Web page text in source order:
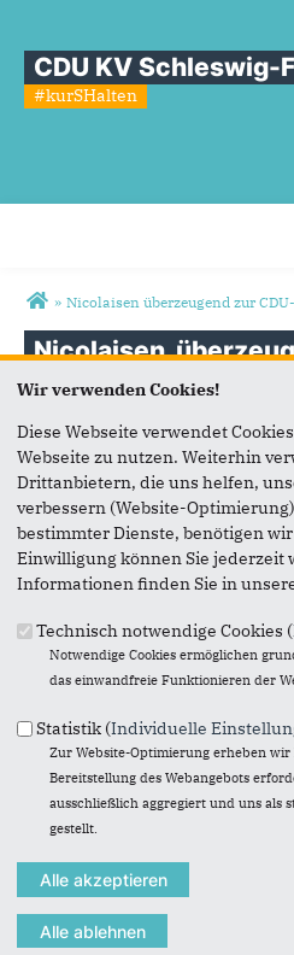
CDU KV Schleswig-
#kurSHalten
Sie sind hier
» Nicolaisen überzeugend zur
Nicolaisen
Suchformular
Suche
Wir verwenden Cookies!
Diese Webseite verwendet
Webseite zu nutzen. Weiterhin
Drittanbietern, die uns helfen,
verbessern (Website-
bestimmter Dienste, benötigen
Einwilligung können Sie jederzeit
Informationen finden Sie in
Technisch notwendige Cookies (
Notwendige Cookies ermöglichen
das einwandfreie Funktionieren der
Statistik (Individuelle
Zur Website-Optimierung erheben
Bereitstellung des Webangebots
ausschließlich aggregiert und uns als
gestellt.